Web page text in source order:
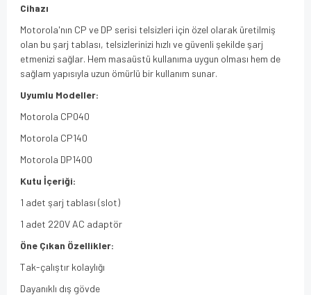
Cihazı
Motorola'nın CP ve DP serisi telsizleri için özel olarak üretilmiş
olan bu şarj tablası, telsizlerinizi hızlı ve güvenli şekilde şarj
etmenizi sağlar. Hem masaüstü kullanıma uygun olması hem de
sağlam yapısıyla uzun ömürlü bir kullanım sunar.
Uyumlu Modeller:
Motorola CP040
Motorola CP140
Motorola DP1400
Kutu İçeriği:
1 adet şarj tablası (slot)
1 adet 220V AC adaptör
Öne Çıkan Özellikler:
Tak-çalıştır kolaylığı
Dayanıklı dış gövde